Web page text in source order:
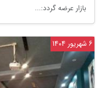
بازار عرضه گردد:...
6 شهریور 1404